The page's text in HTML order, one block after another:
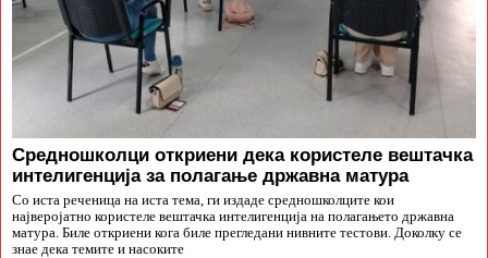
Средношколци откриени дека користеле вештачка
интелигенција за полагање државна матура
Со иста реченица на иста тема, ги издаде средношколците кои
најверојатно користеле вештачка интелигенција на полагањето државна
матура. Биле откриени кога биле прегледани нивните тестови. Доколку се
знае дека темите и насоките